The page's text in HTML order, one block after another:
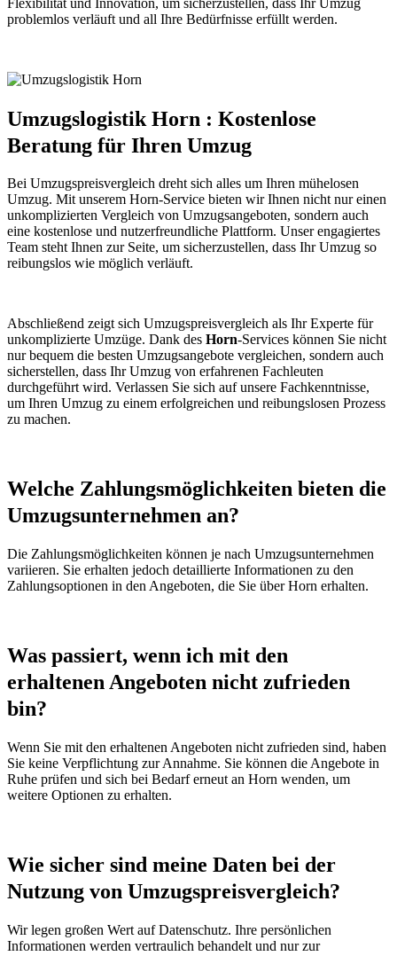
problemlos verläuft und all Ihre Bedürfnisse erfüllt werden.
Umzugslogistik Horn : Kostenlose
Beratung für Ihren Umzug
Bei Umzugspreisvergleich dreht sich alles um Ihren mühelosen
Umzug. Mit unserem Horn-Service bieten wir Ihnen nicht nur einen
unkomplizierten Vergleich von Umzugsangeboten, sondern auch
eine kostenlose und nutzerfreundliche Plattform. Unser engagiertes
Team steht Ihnen zur Seite, um sicherzustellen, dass Ihr Umzug so
reibungslos wie möglich verläuft.
Abschließend zeigt sich Umzugspreisvergleich als Ihr Experte für
unkomplizierte Umzüge. Dank des Horn-Services können Sie nicht
nur bequem die besten Umzugsangebote vergleichen, sondern auch
sicherstellen, dass Ihr Umzug von erfahrenen Fachleuten
durchgeführt wird. Verlassen Sie sich auf unsere Fachkenntnisse,
um Ihren Umzug zu einem erfolgreichen und reibungslosen Prozess
zu machen.
Welche Zahlungsmöglichkeiten bieten die
Umzugsunternehmen an?
Die Zahlungsmöglichkeiten können je nach Umzugsunternehmen
variieren. Sie erhalten jedoch detaillierte Informationen zu den
Zahlungsoptionen in den Angeboten, die Sie über Horn erhalten.
Was passiert, wenn ich mit den
erhaltenen Angeboten nicht zufrieden
bin?
Wenn Sie mit den erhaltenen Angeboten nicht zufrieden sind, haben
Sie keine Verpflichtung zur Annahme. Sie können die Angebote in
Ruhe prüfen und sich bei Bedarf erneut an Horn wenden, um
weitere Optionen zu erhalten.
Wie sicher sind meine Daten bei der
Nutzung von Umzugspreisvergleich?
Wir legen großen Wert auf Datenschutz. Ihre persönlichen
Informationen werden vertraulich behandelt und nur zur